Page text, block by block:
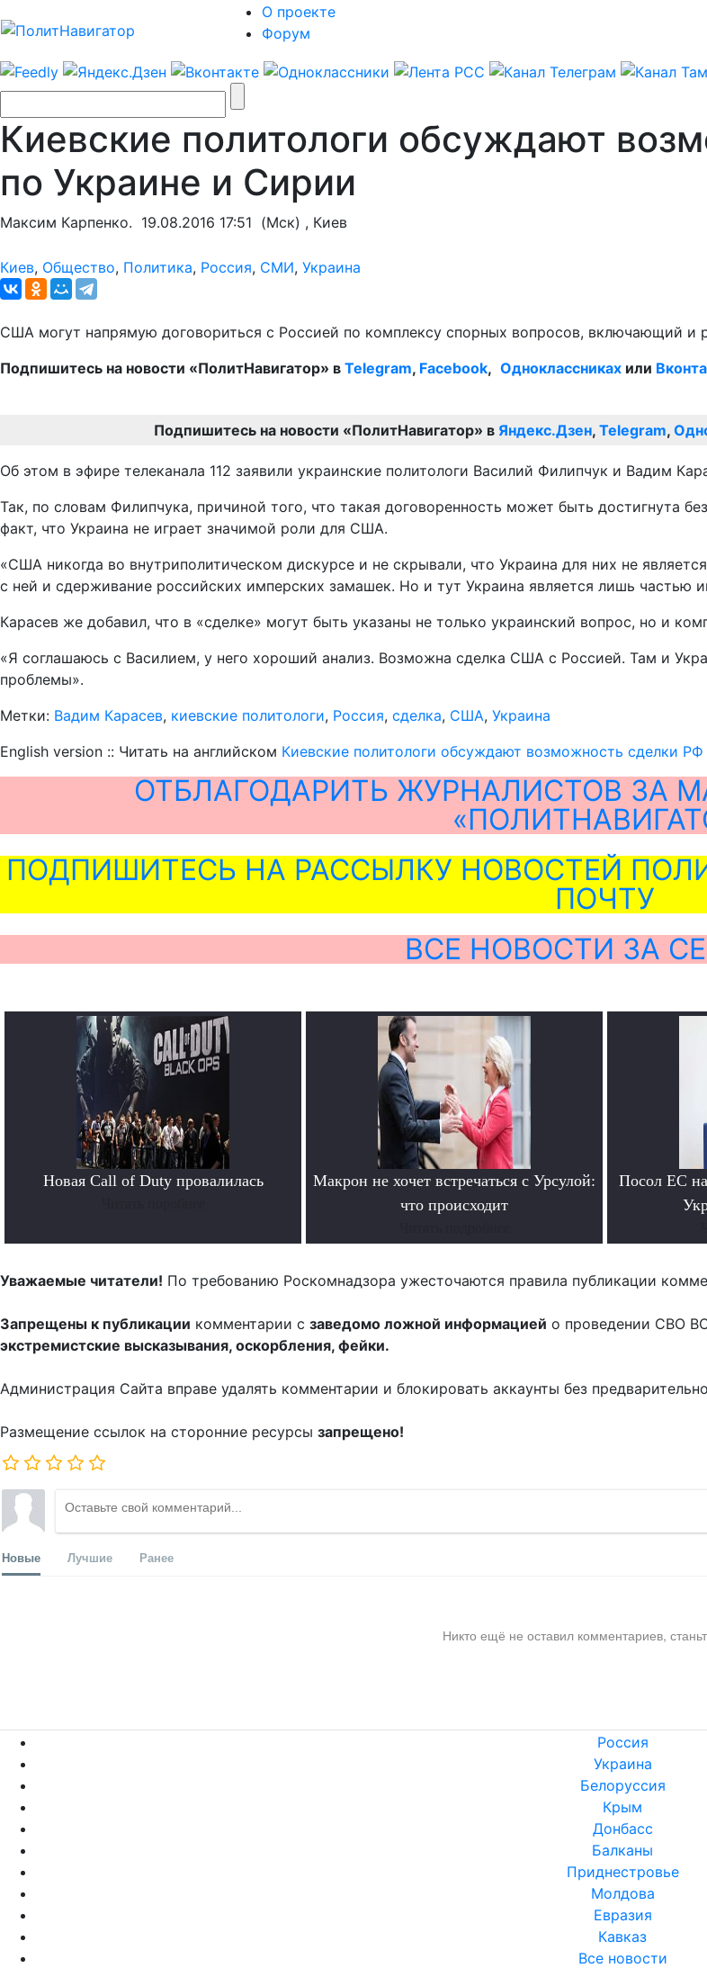
О проекте
Форум
Киевские политологи обсуждают
по Украине и Сирии
Максим Карпенко. 19.08.2016 17:51 (Мск) , Киев
Киев, Общество, Политика, Россия, СМИ, Украина
США могут напрямую договориться с Россией по комплексу спорных вопросов, включающий и
Подпишитесь на новости «ПолитНавигатор» в Telegram, Facebook, Одноклассниках или
Подпишитесь на новости «ПолитНавигатор» в Яндекс.Дзен, Telegram,
Об этом в эфире телеканала 112 заявили украинские политологи Василий Филипчук и Вадим
Так, по словам Филипчука, причиной того, что такая договоренность может быть достигнута
факт, что Украина не играет значимой роли для США.
«США никогда во внутриполитическом дискурсе и не скрывали, что Украина для них не
с ней и сдерживание российских имперских замашек. Но и тут Украина является лишь частью
Карасев же добавил, что в «сделке» могут быть указаны не только украинский вопрос, но и
«Я соглашаюсь с Василием, у него хороший анализ. Возможна сделка США с Россией. Там и
проблемы».
Метки: Вадим Карасев, киевские политологи, Россия, сделка, США, Украина
English version :: Читать на английском Киевские политологи обсуждают возможность сделки
ОТБЛАГОДАРИТЬ ЖУРНАЛИСТОВ ЗА
ПОДПИШИТЕСЬ НА РАССЫЛКУ НОВОСТЕЙ
ПОЧТУ
ВСЕ НОВОСТИ ЗА
Новая Call of Duty провалилась
Макрон не хочет встречаться с Урсулой:
что происходит
Посол ЕС
Уважаемые читатели! По требованию Роскомнадзора ужесточаются правила публикации
Запрещены к публикации комментарии с заведомо ложной информацией о проведении СВО
экстремистские высказывания, оскорбления, фейки.
Администрация Сайта вправе удалять комментарии и блокировать аккаунты без
Размещение ссылок на сторонние ресурсы запрещено!
Новые Лучшие Ранее
Никто ещё не оставил комментариев,
Россия
Украина
Белоруссия
Крым
Донбасс
Балканы
Приднестровье
Молдова
Евразия
Кавказ
Все новости